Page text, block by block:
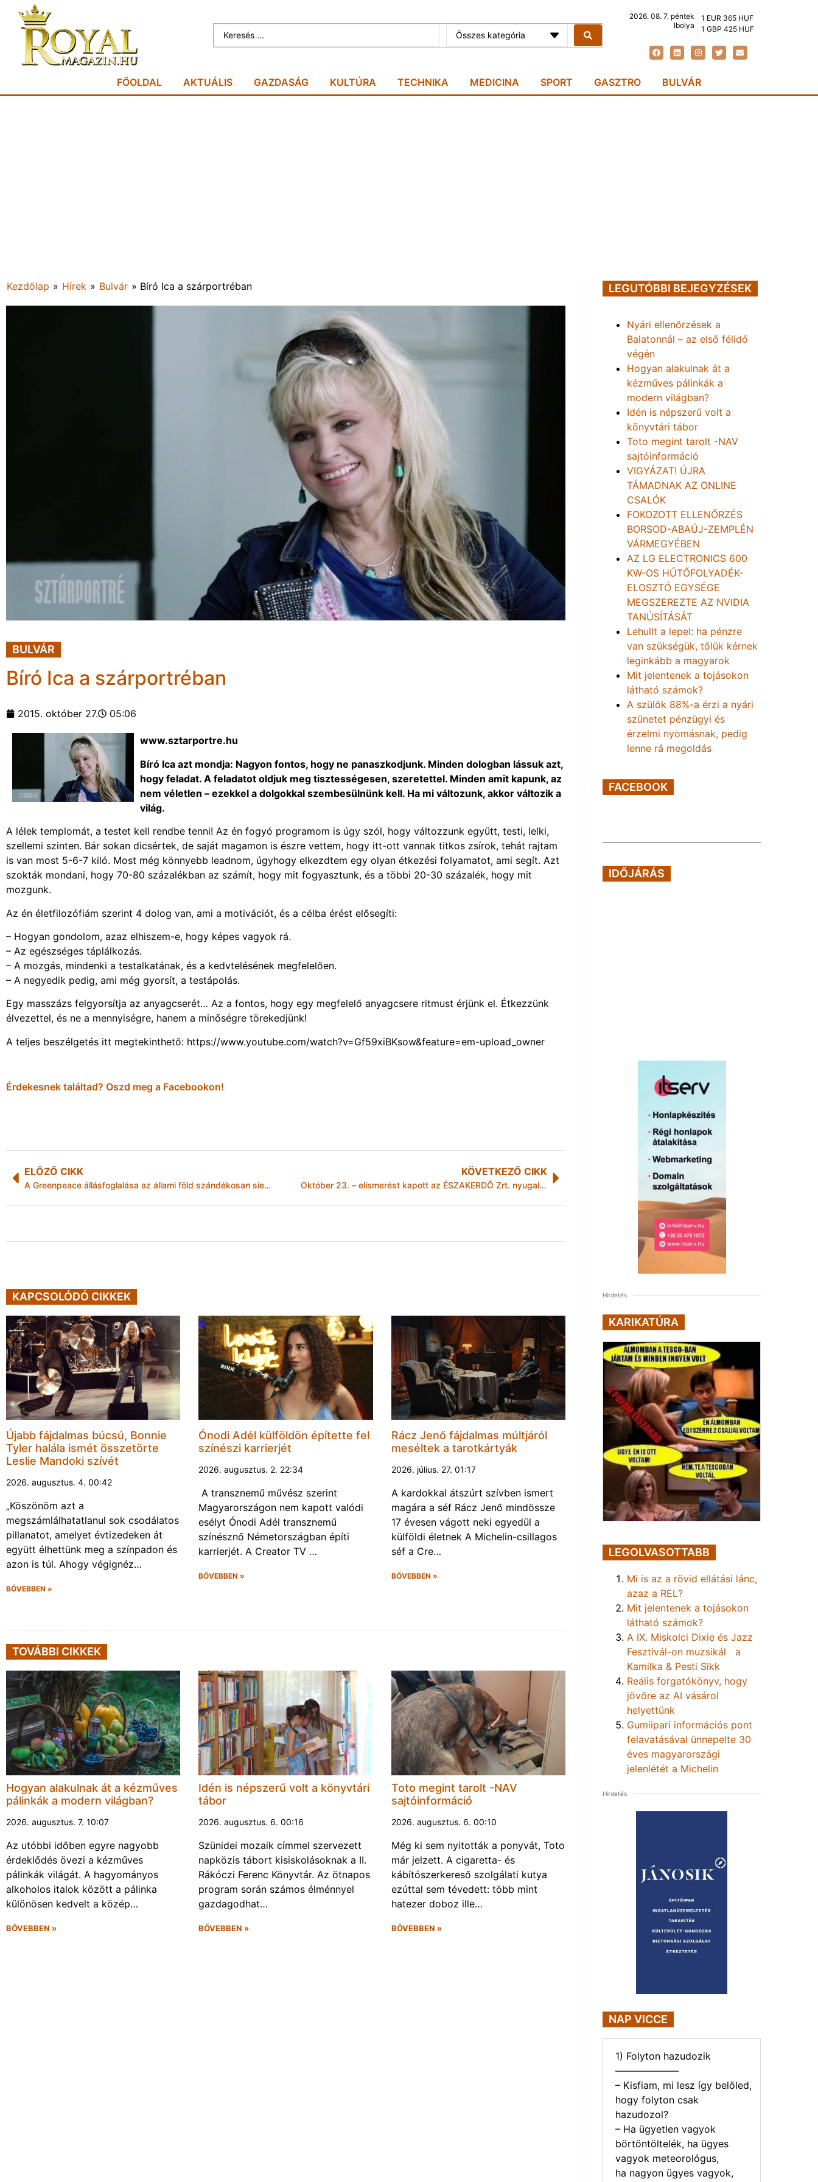
Összes kategória
2026. 08. 7. péntek
Ibolya
1 EUR 365 HUF
1 GBP 425 HUF
FŐOLDAL AKTUÁLIS GAZDASÁG KULTÚRA TECHNIKA MEDICINA SPORT GASZTRO BULVÁR
Kezdőlap » Hírek » Bulvár » Bíró Ica a szárportréban
BULVÁR
Bíró Ica a szárportréban
2015. október 27. 05:06
www.sztarportre.hu
Bíró Ica azt mondja: Nagyon fontos, hogy ne panaszkodjunk. Minden dologban lássuk azt,
hogy feladat. A feladatot oldjuk meg tisztességesen, szeretettel. Minden amit kapunk, az
nem véletlen – ezekkel a dolgokkal szembesülnünk kell. Ha mi változunk, akkor változik a
világ.
A lélek templomát, a testet kell rendbe tenni! Az én fogyó programom is úgy szól, hogy változzunk együtt, testi, lelki,
szellemi szinten. Bár sokan dicsértek, de saját magamon is észre vettem, hogy itt-ott vannak titkos zsírok, tehát rajtam
is van most 5-6-7 kiló. Most még könnyebb leadnom, úgyhogy elkezdtem egy olyan étkezési folyamatot, ami segít. Azt
szokták mondani, hogy 70-80 százalékban az számít, hogy mit fogyasztunk, és a többi 20-30 százalék, hogy mit
mozgunk.
Az én életfilozófiám szerint 4 dolog van, ami a motivációt, és a célba érést elősegíti:
– Hogyan gondolom, azaz elhiszem-e, hogy képes vagyok rá.
– Az egészséges táplálkozás.
– A mozgás, mindenki a testalkatának, és a kedvtelésének megfelelően.
– A negyedik pedig, ami még gyorsít, a testápolás.
Egy masszázs felgyorsítja az anyagcserét… Az a fontos, hogy egy megfelelő anyagcsere ritmust érjünk el. Étkezzünk
élvezettel, és ne a mennyiségre, hanem a minőségre törekedjünk!
A teljes beszélgetés itt megtekinthető: https://www.youtube.com/watch?v=Gf59xiBKsow&feature=em-upload_owner
Érdekesnek találtad? Oszd meg a Facebookon!
ELŐZŐ CIKK
A Greenpeace állásfoglalása az állami föld szándékosan siettetett, társadalmi konzultáció nélküli eladásáról
KÖVETKEZŐ CIKK
Október 23. – elismerést kapott az ÉSZAKERDŐ Zrt. nyugalmazott munkatársa
KAPCSOLÓDÓ CIKKEK
Újabb fájdalmas búcsú, Bonnie
Tyler halála ismét összetörte
Leslie Mandoki szívét
2026. augusztus. 4. 00:42
„Köszönöm azt a
megszámlálhatatlanul sok csodálatos
pillanatot, amelyet évtizedeken át
együtt élhettünk meg a színpadon és
azon is túl. Ahogy végignéz…
BŐVEBBEN »
Ónodi Adél külföldön építette fel
színészi karrierjét
2026. augusztus. 2. 22:34
A transznemű művész szerint
Magyarországon nem kapott valódi
esélyt Ónodi Adél transznemű
színésznő Németországban építi
karrierjét. A Creator TV …
BŐVEBBEN »
Rácz Jenő fájdalmas múltjáról
meséltek a tarotkártyák
2026. július. 27. 01:17
A kardokkal átszúrt szívben ismert
magára a séf Rácz Jenő mindössze
17 évesen vágott neki egyedül a
külföldi életnek A Michelin-csillagos
séf a Cre…
BŐVEBBEN »
TOVÁBBI CIKKEK
Hogyan alakulnak át a kézműves
pálinkák a modern világban?
2026. augusztus. 7. 10:07
Az utóbbi időben egyre nagyobb
érdeklődés övezi a kézműves
pálinkák világát. A hagyományos
alkoholos italok között a pálinka
különösen kedvelt a közép…
BŐVEBBEN »
Idén is népszerű volt a könyvtári
tábor
2026. augusztus. 6. 00:16
Szünidei mozaik címmel szervezett
napközis tábort kisiskolásoknak a II.
Rákóczi Ferenc Könyvtár. Az ötnapos
program során számos élménnyel
gazdagodhat…
BŐVEBBEN »
Toto megint tarolt -NAV
sajtóinformáció
2026. augusztus. 6. 00:10
Még ki sem nyitották a ponyvát, Toto
már jelzett. A cigaretta- és
kábítószerkereső szolgálati kutya
ezúttal sem tévedett: több mint
hatezer doboz ille…
BŐVEBBEN »
LEGUTÓBBI BEJEGYZÉSEK
Nyári ellenőrzések a
Balatonnál – az első félidő
végén
Hogyan alakulnak át a
kézműves pálinkák a
modern világban?
Idén is népszerű volt a
könyvtári tábor
Toto megint tarolt -NAV
sajtóinformáció
VIGYÁZAT! ÚJRA
TÁMADNAK AZ ONLINE
CSALÓK
FOKOZOTT ELLENŐRZÉS
BORSOD-ABAÚJ-ZEMPLÉN
VÁRMEGYÉBEN
AZ LG ELECTRONICS 600
KW-OS HŰTŐFOLYADÉK-
ELOSZTÓ EGYSÉGE
MEGSZEREZTE AZ NVIDIA
TANÚSÍTÁSÁT
Lehullt a lepel: ha pénzre
van szükségük, tőlük kérnek
leginkább a magyarok
Mit jelentenek a tojásokon
látható számok?
A szülők 88%-a érzi a nyári
szünetet pénzügyi és
érzelmi nyomásnak, pedig
lenne rá megoldás
FACEBOOK
IDŐJÁRÁS
Hirdetés
KARIKATÚRA
LEGOLVASOTTABB
Mi is az a rövid ellátási lánc,
azaz a REL?
Mit jelentenek a tojásokon
látható számok?
A IX. Miskolci Dixie és Jazz
Fesztivál-on muzsikál a
Kamilka & Pesti Sikk
Reális forgatókönyv, hogy
jövőre az AI vásárol
helyettünk
Gumiipari információs pont
felavatásával ünnepelte 30
éves magyarországi
jelenlétét a Michelin
Hirdetés
NAP VICCE
1) Folyton hazudozik
——————–
– Kisfiam, mi lesz így belőled,
hogy folyton csak
hazudozol?
– Ha ügyetlen vagyok
börtöntöltelék, ha ügyes
vagyok meteorológus,
ha nagyon ügyes vagyok,